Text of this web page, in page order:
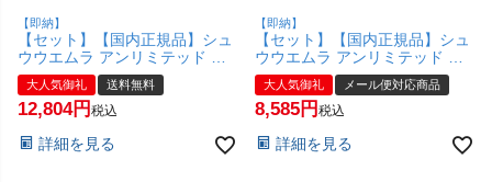
【即納】
【セット】【国内正規品】シュ
ウウエムラ アンリミテッド ブ
ロック：ブースター アドバンス
ト 30ml×3個 #ヌードベージュ
SPF50+ PA+++ 【化粧下地 メ
料無料】(6044958-set3)
大人気御礼 送料無料
12,804 税込
詳細を見る
【即納】
【セット】【国内正規品】シュ
ウウエムラ アンリミテッド ブ
ロック：ブースター アドバンス
ト 30ml×2個 #ヌードベージュ
SPF50+ PA+++ 【化粧下地 メ
対応商品】【SBT】 (6044958-
大人気御礼 メール便対応商品
8,585 税込
詳細を見る